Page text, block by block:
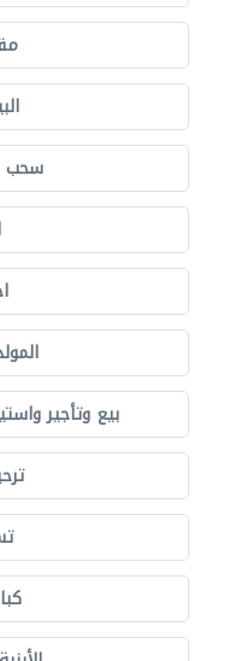
سحب
بيع وتأجير